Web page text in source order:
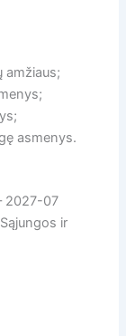
amžiaus;
asmenys.
2027-07
ir